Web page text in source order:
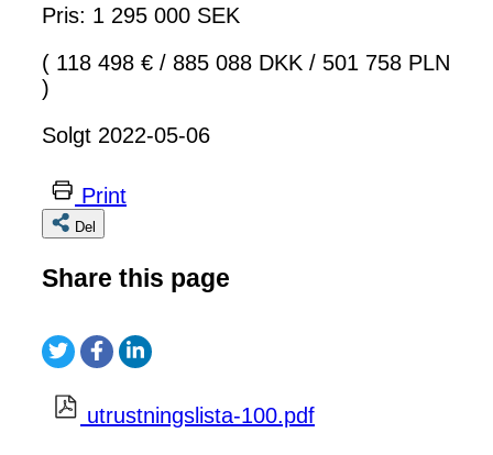
Pris: 1 295 000 SEK
( 118 498 € / 885 088 DKK / 501 758 PLN
)
Solgt 2022-05-06
Print
Del
Share this page
utrustningslista-100.pdf